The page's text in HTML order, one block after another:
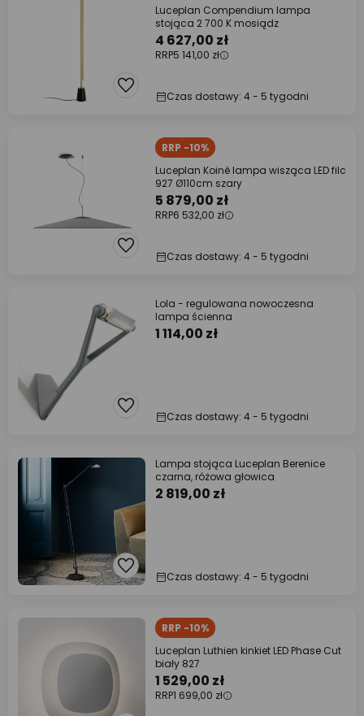
Luceplan Compendium lampa
stojąca 2 700 K mosiądz
4 627,00 zł
RRP5 141,00 zł
Czas dostawy: 4 - 5 tygodni
RRP -10%
Luceplan Koinè lampa wisząca LED filc
927 Ø110cm szary
5 879,00 zł
RRP6 532,00 zł
Czas dostawy: 4 - 5 tygodni
Lola - regulowana nowoczesna
lampa ścienna
1 114,00 zł
Czas dostawy: 4 - 5 tygodni
Lampa stojąca Luceplan Berenice
czarna, różowa głowica
2 819,00 zł
Czas dostawy: 4 - 5 tygodni
RRP -10%
Luceplan Luthien kinkiet LED Phase Cut
biały 827
1 529,00 zł
RRP1 699,00 zł